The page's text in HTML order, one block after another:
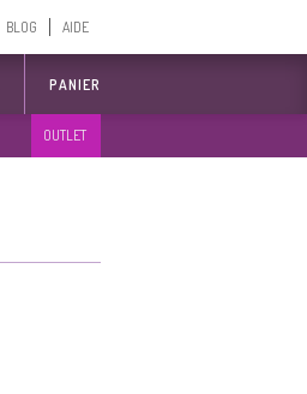
BLOG AIDE
PANIER
OUTLET